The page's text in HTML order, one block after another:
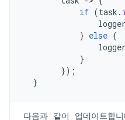
if (task .
logger
} else {
logger
}
});
}
다음과 같이 업데이트합